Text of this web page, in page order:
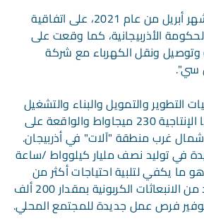
ووقعت "مصدر" في شهر أبريل من عام 2021، على اتفاقية
الأذربيجانية، كما وقعت على
وتوصيل ونقل الكهرباء مع شركة
سي".
التطوير والتمويل والبناء والتشغيل
للمحطة البالغة قدرتها الإنتاجية 230 ميجاواط والواقعة على
غرب منطقة "آلات" في أذربيجان.
في توليد نصف مليار كيلوواط /ساعة
ما يكفي لتلبية احتياجات أكثر من
110 آلاف منزل، والحد من الانبعاثات الكربونية بمقدار 200 ألف
فرص عمل جديدة للمجتمع المحلي.